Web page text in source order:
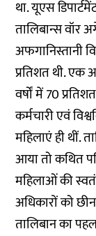
था. यूएस
तालिबान्स वॉर
अफगानिस्तानी
प्रतिशत थी.
वर्षों में 70
कर्मचारी एवं
महिलाएं ही थीं.
आया तो कथित
महिलाओं की
अधिकारों को
तालिबान का